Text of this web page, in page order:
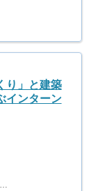
り」と建築
インターン
獨協大学前駅から徒歩13分（東武スカイツリーライン、東武伊勢崎線、東武日光線、鬼怒川線）